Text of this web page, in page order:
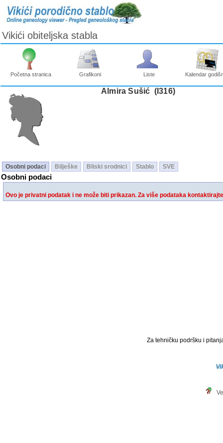
Vikići obiteljska stabla
Početna stranica Grafikoni Liste Kalendar
Almira Sušić ‎(I316)‎
Osobni podaci Bilješke Bliski srodnici Stablo SVE
Osobni podaci
Ovo je privatni podatak i ne može biti prikazan. Za više podataka
Za tehničku podršku i